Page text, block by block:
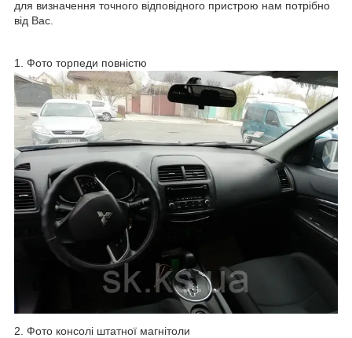
для визначення точного відповідного пристрою нам потрібно
від Вас.
1. Фото торпеди повністю
2. Фото консолі штатної магнітоли